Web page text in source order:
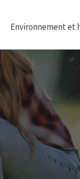
Environnement et